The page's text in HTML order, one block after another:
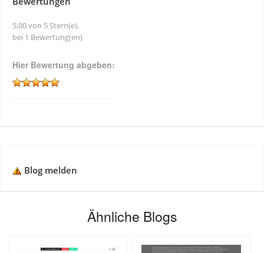
5,00 von 5 Stern(e),
bei 1 Bewertung(en)
Hier Bewertung abgeben:
Blog melden
Ähnliche Blogs